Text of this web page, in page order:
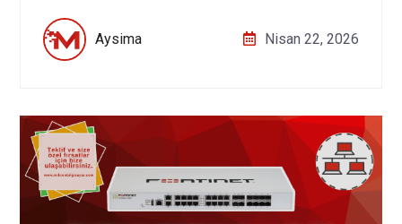
Aysima Nisan 22, 2026